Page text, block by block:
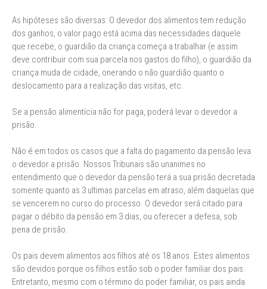
As hipóteses são diversas: O devedor dos alimentos tem redução
dos ganhos, o valor pago está acima das necessidades daquele
que recebe, o guardião da criança começa a trabalhar (e assim
deve contribuir com sua parcela nos gastos do filho), o guardião da
criança muda de cidade, onerando o não guardião quanto o
deslocamento para a realização das visitas, etc.
Se a pensão alimentícia não for paga, poderá levar o devedor a
prisão.
Não é em todos os casos que a falta do pagamento da pensão leva
o devedor a prisão. Nossos Tribunais são unanimes no
entendimento que o devedor da pensão terá a sua prisão decretada
somente quanto as 3 ultimas parcelas em atraso, além daquelas que
se vencerem no curso do processo. O devedor será citado para
pagar o débito da pensão em 3 dias, ou oferecer a defesa, sob
pena de prisão.
Os pais devem alimentos aos filhos até os 18 anos. Estes alimentos
são devidos porque os filhos estão sob o poder familiar dos pais.
Entretanto, mesmo com o término do poder familiar, os pais ainda